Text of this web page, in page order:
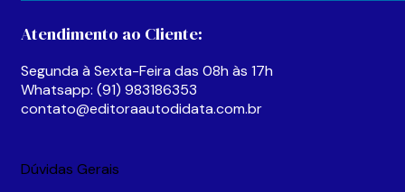
na
página
do
produto
Atendimento ao Cliente:
Segunda à Sexta-Feira das 08h às 17h
Whatsapp: (91) 983186353
contato@editoraautodidata.com.br
Dúvidas Gerais